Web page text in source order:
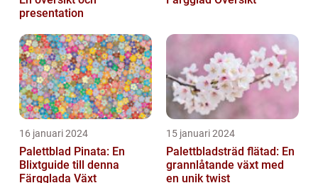
presentation
16 januari 2024
Palettblad Pinata: En
Blixtguide till denna
Färgglada Växt
15 januari 2024
Palettbladsträd flätad: En
grannlåtande växt med
en unik twist